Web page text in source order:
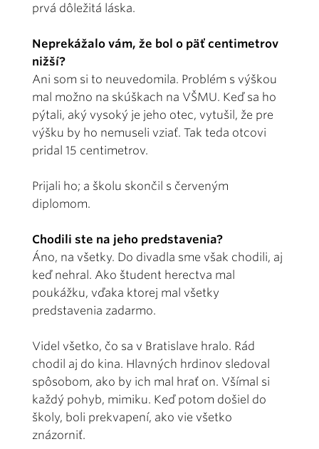
prvá dôležitá láska.
Neprekážalo vám, že bol o päť centimetrov
nižší?
Ani som si to neuvedomila. Problém s výškou
mal možno na skúškach na VŠMU. Keď sa ho
pýtali, aký vysoký je jeho otec, vytušil, že pre
výšku by ho nemuseli vziať. Tak teda otcovi
pridal 15 centimetrov.
Prijali ho; a školu skončil s červeným
diplomom.
Chodili ste na jeho predstavenia?
Áno, na všetky. Do divadla sme však chodili, aj
keď nehral. Ako študent herectva mal
poukážku, vďaka ktorej mal všetky
predstavenia zadarmo.
Videl všetko, čo sa v Bratislave hralo. Rád
chodil aj do kina. Hlavných hrdinov sledoval
spôsobom, ako by ich mal hrať on. Všímal si
každý pohyb, mimiku. Keď potom došiel do
školy, boli prekvapení, ako vie všetko
znázorniť.